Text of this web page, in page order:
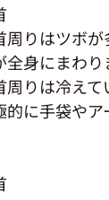
周りはツボ
全身にまわり
周りは冷え
的に手袋やア